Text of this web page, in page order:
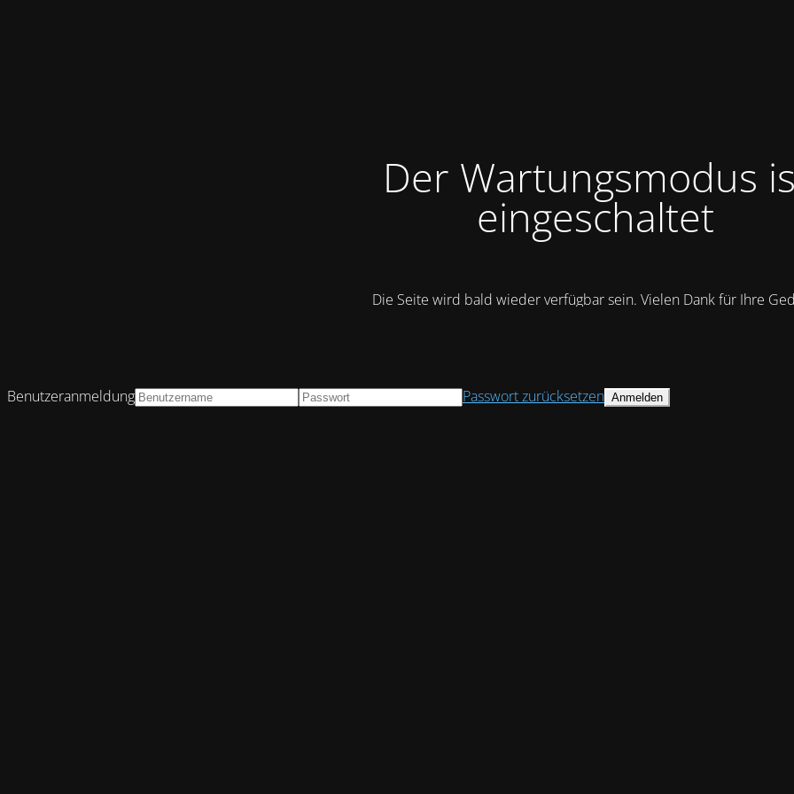
Der Wartungsmodus
eingeschaltet
Die Seite wird bald wieder verfügbar sein. Vielen Dank für Ihre
Benutzeranmeldung Passwort zurücksetzen